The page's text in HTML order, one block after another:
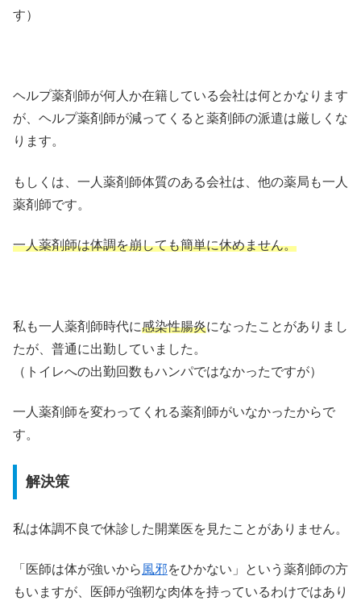
す）
ヘルプ薬剤師が何人か在籍している会社は何とかなります
が、ヘルプ薬剤師が減ってくると薬剤師の派遣は厳しくな
ります。
もしくは、一人薬剤師体質のある会社は、他の薬局も一人
薬剤師です。
一人薬剤師は体調を崩しても簡単に休めません。
私も一人薬剤師時代に感染性腸炎になったことがありまし
たが、普通に出勤していました。
（トイレへの出勤回数もハンパではなかったですが）
一人薬剤師を変わってくれる薬剤師がいなかったからで
す。
解決策
私は体調不良で休診した開業医を見たことがありません。
「医師は体が強いから 風邪をひかない」という薬剤師の方
もいますが、医師が強靭な肉体を持っているわけではあり